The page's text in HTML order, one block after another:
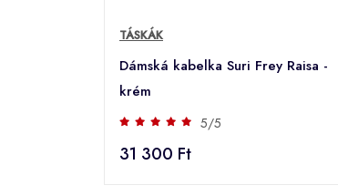
TÁSKÁK
Dámská kabelka Suri Frey Raisa -
krém
5/5
31 300 Ft